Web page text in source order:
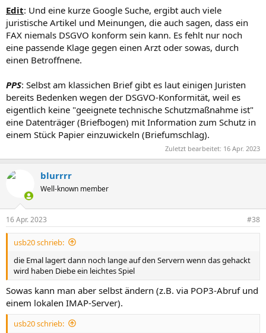
Edit: Und eine kurze Google Suche, ergibt auch viele
juristische Artikel und Meinungen, die auch sagen, dass ein
FAX niemals DSGVO konform sein kann. Es fehlt nur noch
eine passende Klage gegen einen Arzt oder sowas, durch
einen Betroffnene.
PPS: Selbst am klassichen Brief gibt es laut einigen Juristen
bereits Bedenken wegen der DSGVO-Konformität, weil es
eigentlich keine "geeignete technische Schutzmaßnahme ist"
eine Datenträger (Briefbogen) mit Information zum Schutz in
einem Stück Papier einzuwickeln (Briefumschlag).
Zuletzt bearbeitet: 16 Apr. 2023
blurrrr
Well-known member
16 Apr. 2023 #38
usb20 schrieb:
die Emal lagert dann noch lange auf den Servern wenn das gehackt
wird haben Diebe ein leichtes Spiel
Sowas kann man aber selbst ändern (z.B. via POP3-Abruf und
einem lokalen IMAP-Server).
usb20 schrieb: